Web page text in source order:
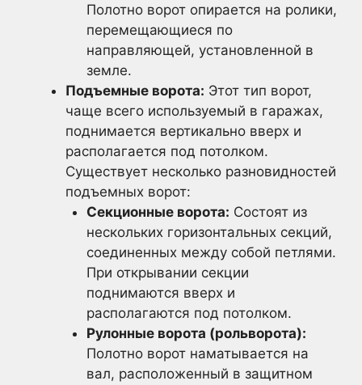
Полотно ворот опирается на ролики,
перемещающиеся по
направляющей, установленной в
земле.
Подъемные ворота: Этот тип ворот,
чаще всего используемый в гаражах,
поднимается вертикально вверх и
располагается под потолком.
Существует несколько разновидностей
подъемных ворот:
Секционные ворота: Состоят из
нескольких горизонтальных секций,
соединенных между собой петлями.
При открывании секции
поднимаются вверх и
располагаются под потолком.
Рулонные ворота (рольворота):
Полотно ворот наматывается на
вал, расположенный в защитном